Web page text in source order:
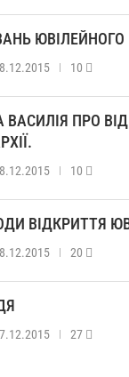
10
ПРО
10
ВІДКРИТТЯ
20
27